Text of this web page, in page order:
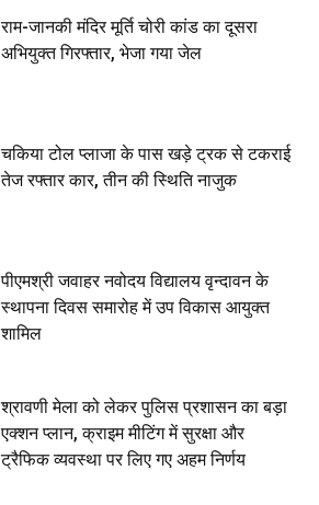
राम-जानकी मंदिर मूर्ति चोरी कांड का दूसरा
अभियुक्त गिरफ्तार, भेजा गया जेल
चकिया टोल प्लाजा के पास खड़े ट्रक से टकराई
तेज रफ्तार कार, तीन की स्थिति नाजुक
पीएमश्री जवाहर नवोदय विद्यालय वृन्दावन के
स्थापना दिवस समारोह में उप विकास आयुक्त
शामिल
श्रावणी मेला को लेकर पुलिस प्रशासन का बड़ा
एक्शन प्लान, क्राइम मीटिंग में सुरक्षा और
ट्रैफिक व्यवस्था पर लिए गए अहम निर्णय